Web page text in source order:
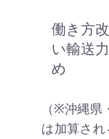
働き方
い輸送
め
（※沖縄
は加算さ